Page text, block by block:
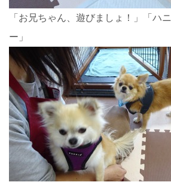
「お兄ちゃん、遊びましょ！」「ハ
ー」